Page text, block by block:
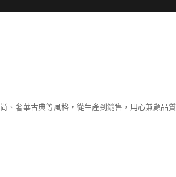
奢華古典等風格，從生產到銷售，用心兼顧品